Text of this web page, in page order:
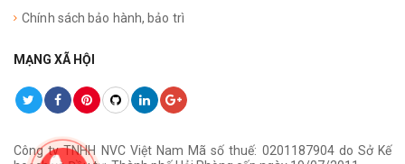
Chính sách bảo hành, bảo trì
MẠNG XÃ HỘI
Công ty TNHH NVC Việt Nam Mã số thuế: 0201187904 do Sở Kế